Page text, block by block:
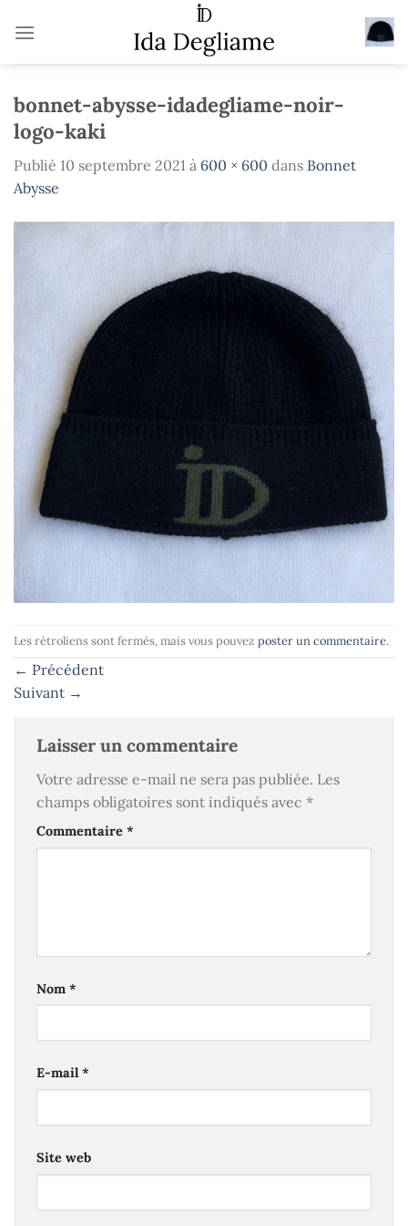
bonnet-abysse-idadegliame-noir-
logo-kaki
Publié 10 septembre 2021 à 600 × 600 dans Bonnet
Abysse
Les rétroliens sont fermés, mais vous pouvez poster un commentaire.
← Précédent
Suivant →
Laisser un commentaire
Votre adresse e-mail ne sera pas publiée. Les
champs obligatoires sont indiqués avec *
Commentaire *
Nom *
E-mail*
Site web